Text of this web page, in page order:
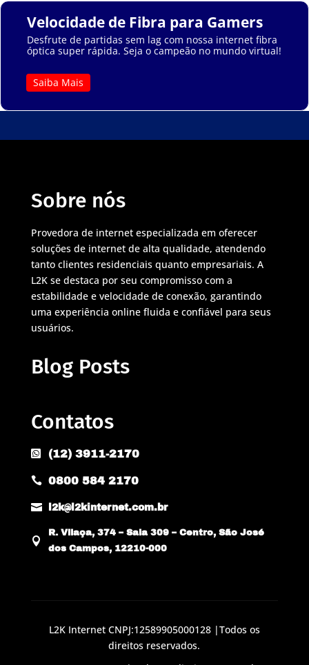
Velocidade de Fibra para Gamers
Desfrute de partidas sem lag com nossa internet fibra
óptica super rápida. Seja o campeão no mundo virtual!
Saiba Mais
Sobre nós
Provedora de internet especializada em oferecer
soluções de internet de alta qualidade, atendendo
tanto clientes residenciais quanto empresariais. A
L2K se destaca por seu compromisso com a
estabilidade e velocidade de conexão, garantindo
uma experiência online fluida e confiável para seus
usuários.
Blog Posts
Contatos
 (12) 3911-2170
 0800 584 2170
 l2k@l2kinternet.com.br

R. Vilaça, 374 – Sala 309 – Centro, São José
dos Campos, 12210-000
L2K Internet CNPJ:12589905000128 |Todos os
direitos reservados.